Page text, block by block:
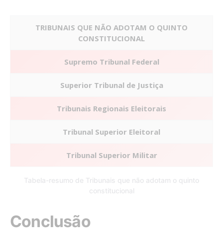
TRIBUNAIS QUE NÃO ADOTAM O QUINTO
CONSTITUCIONAL
Supremo Tribunal Federal
Superior Tribunal de Justiça
Tribunais Regionais Eleitorais
Tribunal Superior Eleitoral
Tribunal Superior Militar
Tabela-resumo de Tribunais que não adotam o quinto
constitucional
Conclusão